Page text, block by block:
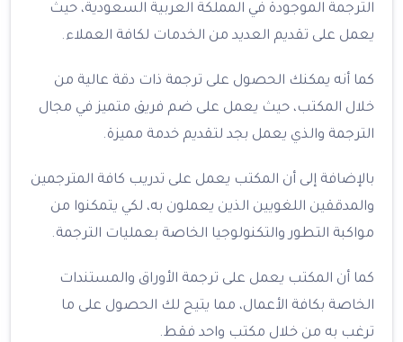
الترجمة الموجودة في المملكة العربية السعودية، حيث
يعمل على تقديم العديد من الخدمات لكافة العملاء.
كما أنه يمكنك الحصول على ترجمة ذات دقة عالية من
خلال المكتب، حيث يعمل على ضم فريق متميز في مجال
الترجمة والذي يعمل بجد لتقديم خدمة مميزة.
بالإضافة إلى أن المكتب يعمل على تدريب كافة المترجمين
والمدققين اللغويين الذين يعملون به، لكي يتمكنوا من
مواكبة التطور والتكنولوجيا الخاصة بعمليات الترجمة.
كما أن المكتب يعمل على ترجمة الأوراق والمستندات
الخاصة بكافة الأعمال، مما يتيح لك الحصول على ما
ترغب به من خلال مكتب واحد فقط.